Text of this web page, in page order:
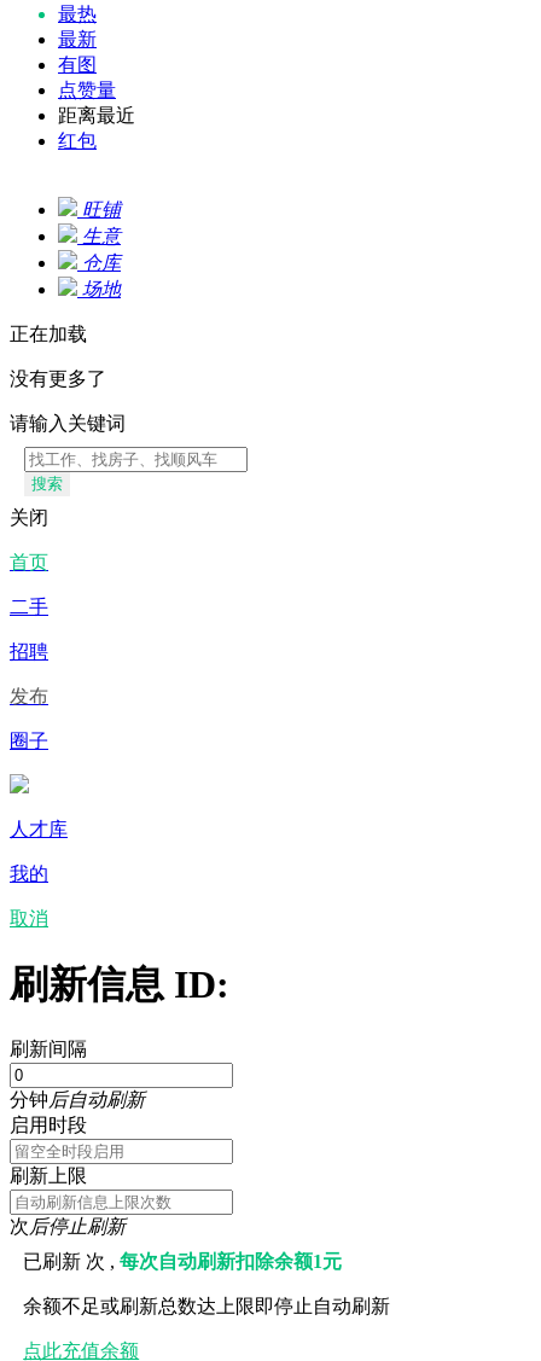
最热
最新
有图
点赞量
距离最近
红包
旺铺
生意
仓库
场地
正在加载
没有更多了
请输入关键词
搜索
关闭
首页
二手
招聘
发布
圈子
人才库
我的
取消
刷新信息 ID:
刷新间隔
分钟后自动刷新
启用时段
刷新上限
次后停止刷新
已刷新 次 ,每次自动刷新扣除余额1元
余额不足或刷新总数达上限即停止自动刷新
点此充值余额